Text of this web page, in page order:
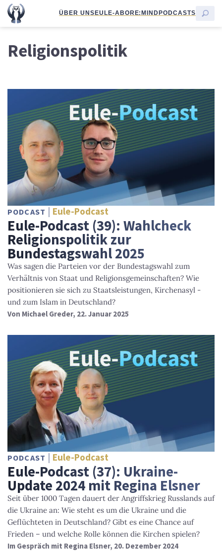
ÜBER UNSEULE-ABORE:MINDPODCASTS
Religionspolitik
PODCAST Eule-Podcast
Eule-Podcast (39): Wahlcheck
Religionspolitik zur
Bundestagswahl 2025
Was sagen die Parteien vor der Bundestagswahl zum
Verhältnis von Staat und Religionsgemeinschaften? Wie
positionieren sie sich zu Staatsleistungen, Kirchenasyl -
und zum Islam in Deutschland?
Von Michael Greder, 22. Januar 2025
PODCAST Eule-Podcast
Eule-Podcast (37): Ukraine-
Update 2024 mit Regina Elsner
Seit über 1000 Tagen dauert der Angriffskrieg Russlands auf
die Ukraine an: Wie steht es um die Ukraine und die
Geflüchteten in Deutschland? Gibt es eine Chance auf
Frieden – und welche Rolle können die Kirchen spielen?
Im Gespräch mit Regina Elsner, 20. Dezember 2024